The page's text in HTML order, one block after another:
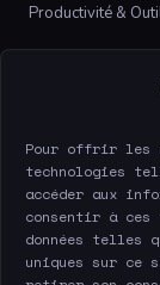
Pour offrir les
technologies
accéder aux
consentir à ces
données telles
uniques sur ce
Productivité &
Contact
LÉGAL